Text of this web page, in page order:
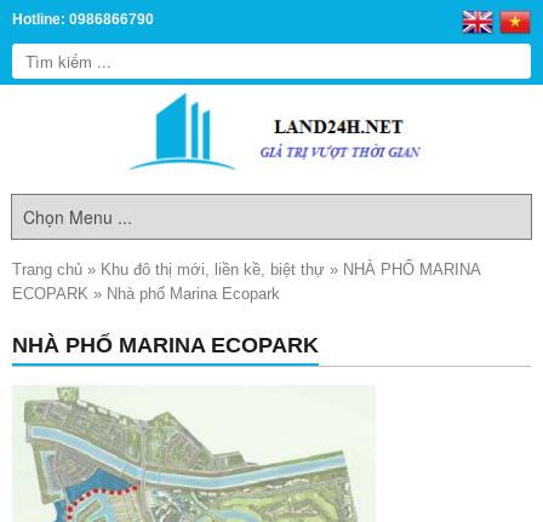
Hotline: 0986866790
Trang chủ » Khu đô thị mới, liền kề, biệt thự » NHÀ PHỐ MARINA
ECOPARK » Nhà phố Marina Ecopark
NHÀ PHỐ MARINA ECOPARK